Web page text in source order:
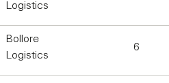
Logistics
Bollore
Logistics
6